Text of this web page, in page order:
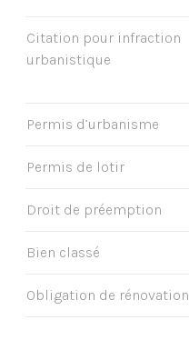
Citation pour infraction
urbanistique
Permis d’urbanisme
Permis de lotir
Droit de préemption
Bien classé
Obligation de rénovation